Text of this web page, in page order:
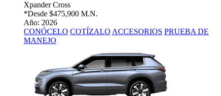
Xpander Cross
*Desde $475,900 M.N.
Año: 2026
CONÓCELO COTÍZALO ACCESORIOS PRUEBA DE
MANEJO